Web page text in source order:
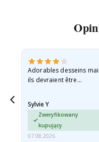
Adorables desseins
ils devraient être
enveloppe rigide car ils
sont arrivés roulés et
Sylvie Y
Zweryfikowany
kupujący
07.08.2026